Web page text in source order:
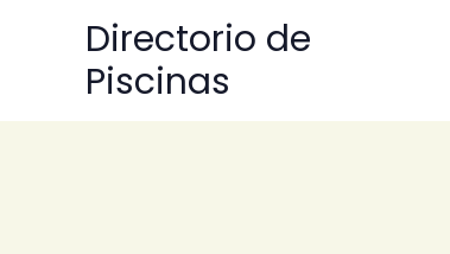
Directorio de
Piscinas